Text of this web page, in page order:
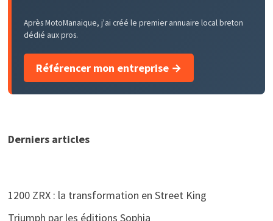
Après MotoManaique, j'ai créé le premier annuaire local breton
dédié aux pros.
Référencer mon entreprise →
Derniers articles
1200 ZRX : la transformation en Street King
Triumph par les éditions Sophia